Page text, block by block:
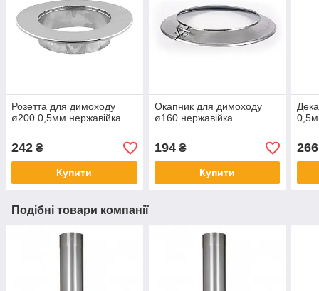
Розетта для димоходу
ø200 0,5мм нержавійка
242 ₴
Купити
Окапник для димоходу
ø160 нержавійка
194₴
Купити
266
Подібні товари компанії